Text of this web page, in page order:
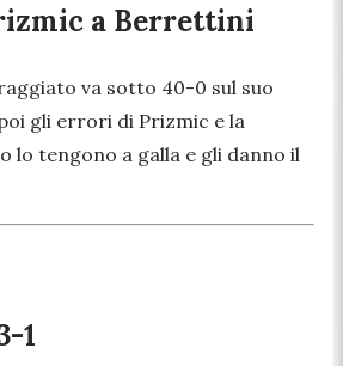
a Berrettini
va sotto 40-0 sul suo
gli errori di Prizmic e la
lo tengono a galla e gli danno il
1